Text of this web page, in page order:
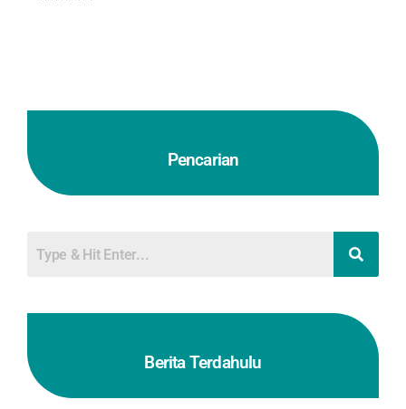
Pencarian
Berita Terdahulu